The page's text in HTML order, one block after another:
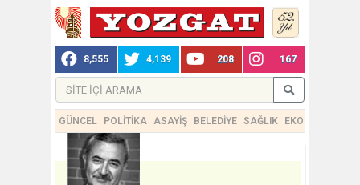
8,555 4,139 208 167
GÜNCEL POLİTİKA ASAYİŞ BELEDİYE SAĞLIK EKONOMİ